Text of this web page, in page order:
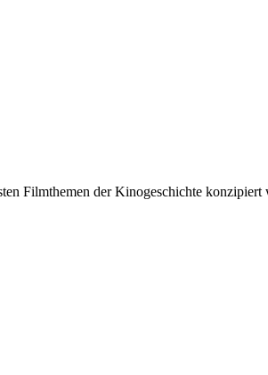
Filmthemen der Kinogeschichte